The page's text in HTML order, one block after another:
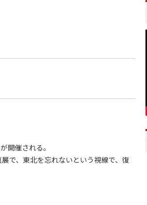
開催される。
で、東北を忘れないという視線で、復